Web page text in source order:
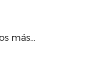
más…